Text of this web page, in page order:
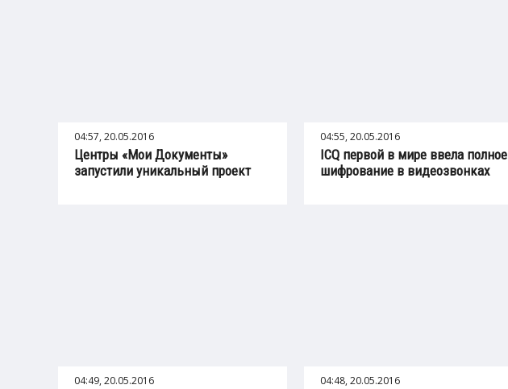
04:57, 20.05.2016
Центры «Мои Документы»
запустили уникальный проект
04:55, 20.05.2016
ICQ первой в мире ввела полное
шифрование в видеозвонках
04:49, 20.05.2016 04:48, 20.05.2016